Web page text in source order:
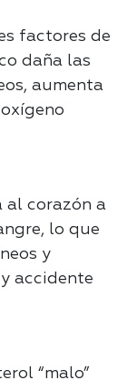
factores de
daña las
aumenta
al corazón a
lo que
y
accidente
“malo”